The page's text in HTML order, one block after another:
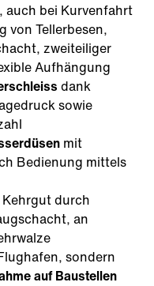
, auch bei Kurvenfahrt
von Tellerbesen,
zweiteiliger
Aufhängung
dank
sowie
mit
Bedienung mittels
durch
an
sondern
auf Baustellen